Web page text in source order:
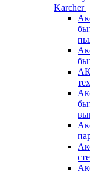
Karcher